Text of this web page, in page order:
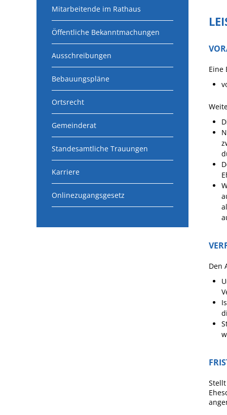
Mitarbeitende im Rathaus
Öffentliche Bekanntmachungen
Ausschreibungen
Bebauungspläne
Ortsrecht
Gemeinderat
Standesamtliche Trauungen
Karriere
Onlinezugangsgesetz
Eine
Den